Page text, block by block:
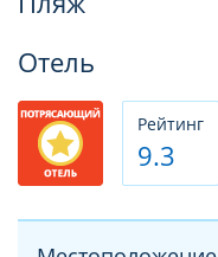
Отель
Рeйтинг
9.3